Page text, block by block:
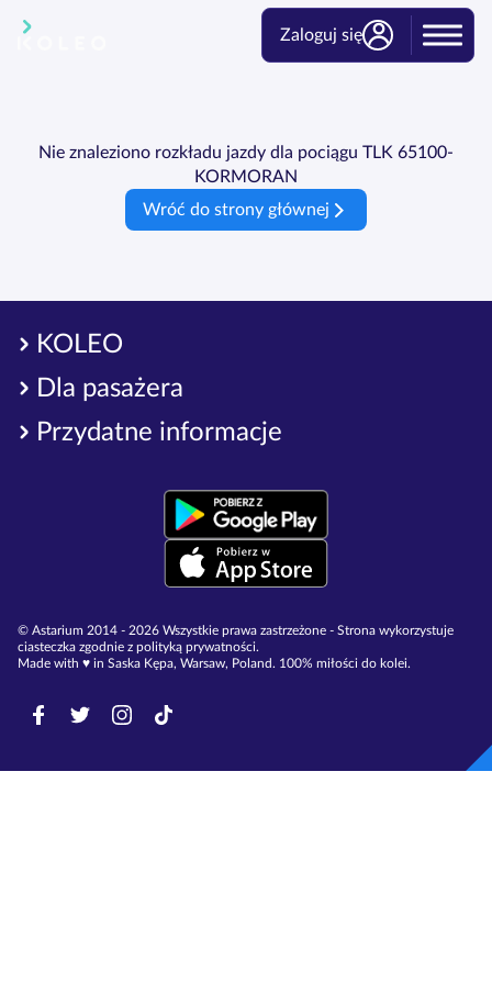
Zaloguj się
Nie znaleziono rozkładu jazdy dla pociągu TLK 65100-
KORMORAN
Wróć do strony głównej
KOLEO
Dla pasażera
Przydatne informacje
© Astarium 2014 - 2026 Wszystkie prawa zastrzeżone - Strona wykorzystuje
ciasteczka zgodnie z polityką prywatności.
Made with ♥︎ in Saska Kępa, Warsaw, Poland. 100% miłości do kolei.